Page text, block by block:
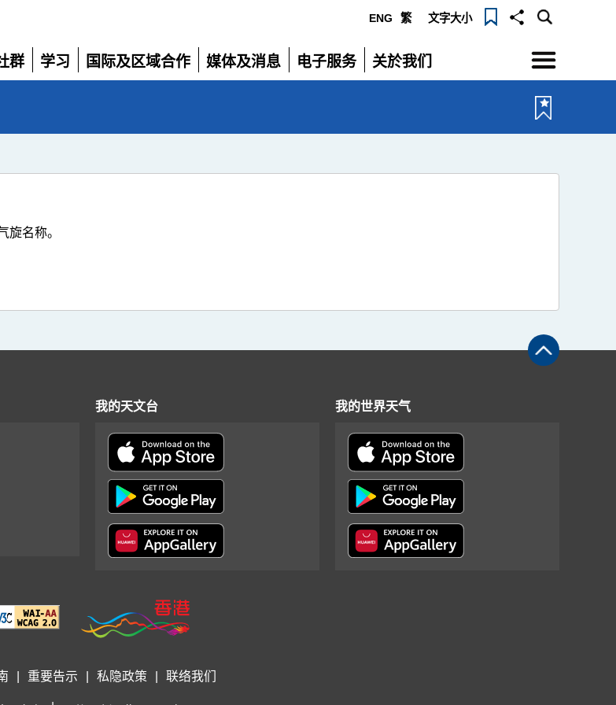
ENG 繁 文字大小
群
学习
展
国际及区域合作
展
媒体及消息
展
电子服务
展
关於我们
展
选
单
旋名称。
我的天文台 我的世界天气
重要告示 私隐政策 联络我们